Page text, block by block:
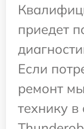
приедет
Если
ремонт
технику